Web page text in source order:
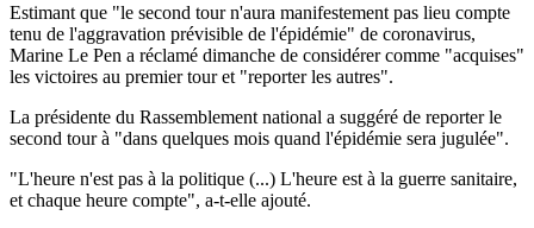
Estimant que "le second tour n'aura manifestement pas lieu compte
tenu de l'aggravation prévisible de l'épidémie" de coronavirus,
Marine Le Pen a réclamé dimanche de considérer comme "acquises"
les victoires au premier tour et "reporter les autres".
La présidente du Rassemblement national a suggéré de reporter le
second tour à "dans quelques mois quand l'épidémie sera jugulée".
"L'heure n'est pas à la politique (...) L'heure est à la guerre sanitaire,
et chaque heure compte", a-t-elle ajouté.